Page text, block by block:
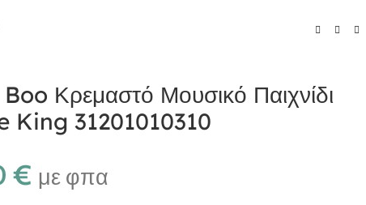
Κρεμαστό Μουσικό Παιχνίδι
King 31201010310
€ με φπα